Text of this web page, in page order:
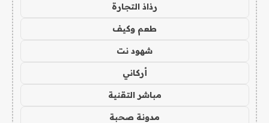
رذاذ التجارة
طعم وكيف
شهود نت
أركاني
مباشر التقنية
مدونة صحبة